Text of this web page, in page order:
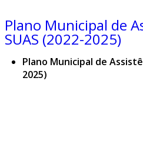
Plano Municipal de
SUAS (2022-2025)
Plano Municipal de
2025)